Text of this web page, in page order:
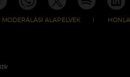
MODERÁLÁSI ALAPELVEK